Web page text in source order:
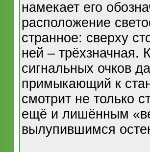
намекает его
расположение
странное: сверху
ней – трёхзначная.
сигнальных очков
примыкающий к
смотрит не только
ещё и лишённым
вылупившимся